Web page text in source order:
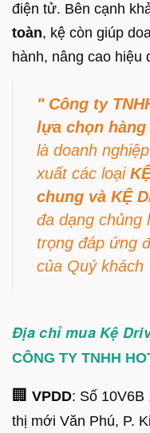
điện tử. Bên cạnh
toàn, kệ còn giúp
hành, nâng cao hiệu
" Công ty
lựa chọn hàng
là doanh
xuất các loại
chung và KỆ
đa dạng chủng
trọng đáp ứng
của Quý khách
Địa chỉ mua Kệ
CÔNG TY TNHH
🏢 VPDD: Số 10V6B
thị mới Văn Phú, P.